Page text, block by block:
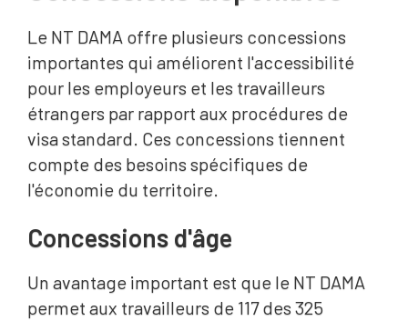
Le NT DAMA offre plusieurs concessions
importantes qui améliorent l'accessibilité
pour les employeurs et les travailleurs
étrangers par rapport aux procédures de
visa standard. Ces concessions tiennent
compte des besoins spécifiques de
l'économie du territoire.
Concessions d'âge
Un avantage important est que le NT DAMA
permet aux travailleurs de 117 des 325